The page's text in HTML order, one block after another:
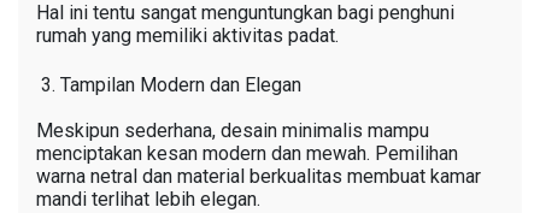
Hal ini tentu sangat menguntungkan bagi penghuni
rumah yang memiliki aktivitas padat.
Tampilan Modern dan Elegan
Meskipun sederhana, desain minimalis mampu
menciptakan kesan modern dan mewah. Pemilihan
warna netral dan material berkualitas membuat kamar
mandi terlihat lebih elegan.